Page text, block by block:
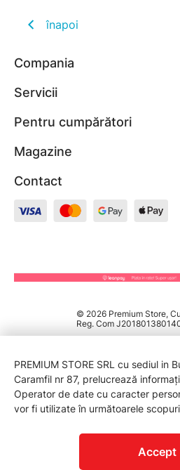
înapoi
Compania
Servicii
Pentru cumpărători
Magazine
Contact
© 2026 Premium Store,
Reg. Com
PREMIUM STORE SRL cu sediul in
Caramfil nr 87, prelucrează
Operator de date cu caracter
vor fi utilizate în următoarele
Accept